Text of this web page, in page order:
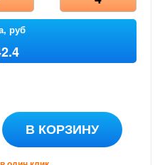
руб
В КОРЗИНУ